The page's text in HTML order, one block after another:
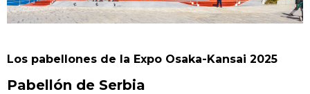
العربية
Los pabellones de la Expo Osaka-Kansai 2025
Pabellón de Serbia